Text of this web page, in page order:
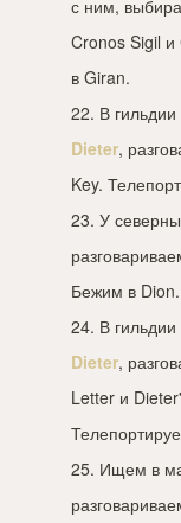
с ним,
Cronos Sigil
в Giran.
22. В
Dieter,
Key.
23. У
Бежим в
24. В
Dieter,
Letter и
25. Ищем в